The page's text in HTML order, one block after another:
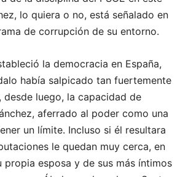
lo quiera o no, está señalado en
de corrupción de su entorno.
la democracia en España,
había salpicado tan fuertemente
desde luego, la capacidad de
aferrado al poder como una
un límite. Incluso si él resultara
le quedan muy cerca, en
propia esposa y de sus más íntimos